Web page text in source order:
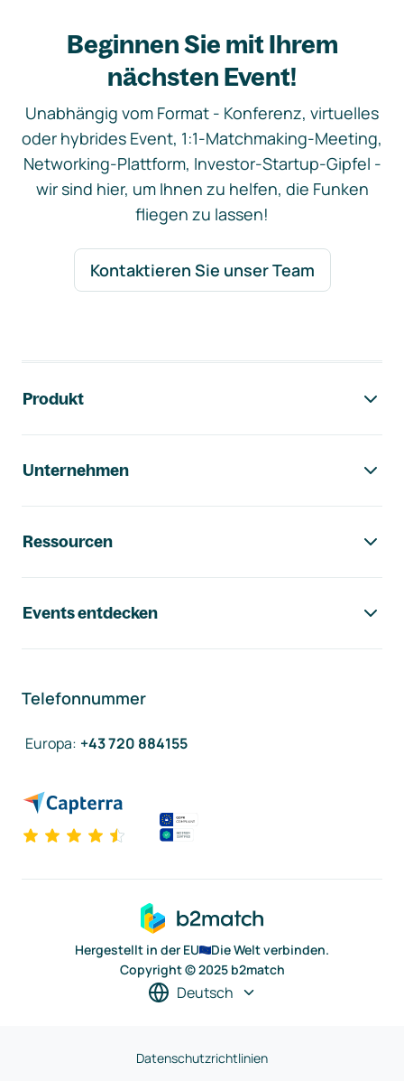
Beginnen Sie mit Ihrem
nächsten Event!
Unabhängig vom Format - Konferenz, virtuelles
oder hybrides Event, 1:1-Matchmaking-Meeting,
Networking-Plattform, Investor-Startup-Gipfel -
wir sind hier, um Ihnen zu helfen, die Funken
fliegen zu lassen!
Kontaktieren Sie unser Team
Produkt
Unternehmen
Ressourcen
Events entdecken
Telefonnummer
Europa: +43 720 884155
Hergestellt in der EU
Die Welt verbinden.
Copyright © 2025 b2match
Deutsch
Datenschutzrichtlinien